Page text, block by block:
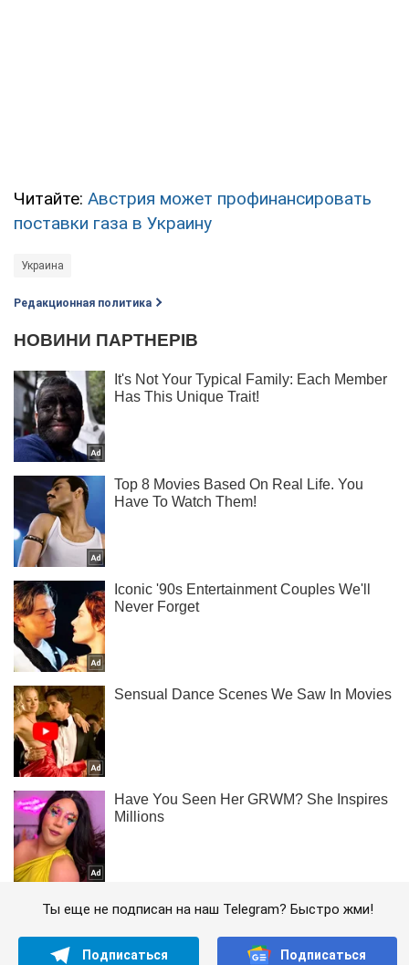
Читайте: Австрия может профинансировать
поставки газа в Украину
Украина
Редакционная политика
Ты еще не подписан на наш Telegram? Быстро жми!
Подписаться Подписаться